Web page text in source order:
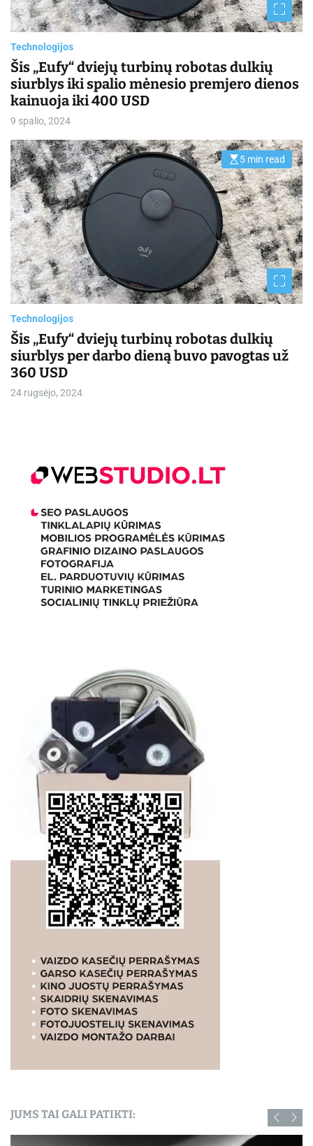
d
t
i
Technologijos
Šis „Eufy“ dviejų turbinų robotas dulkių
siurblys iki spalio mėnesio premjero dienos
kainuoja iki 400 USD
9 spalio, 2024
E
s
t
i
m
a
t
e
d
r
e
a
d
t
i
5 min read
Technologijos
Šis „Eufy“ dviejų turbinų robotas dulkių
siurblys per darbo dieną buvo pavogtas už
360 USD
24 rugsėjo, 2024
JUMS TAI GALI PATIKTI: